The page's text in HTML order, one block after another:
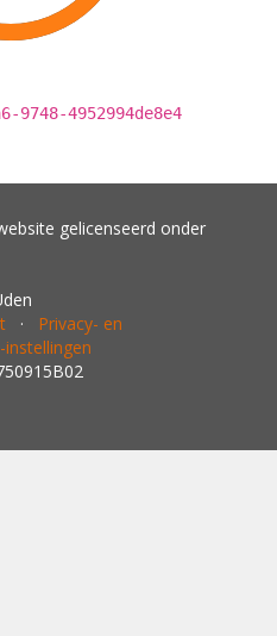
9748-4952994de8e4
gelicenseerd onder
· Privacy- en
instellingen